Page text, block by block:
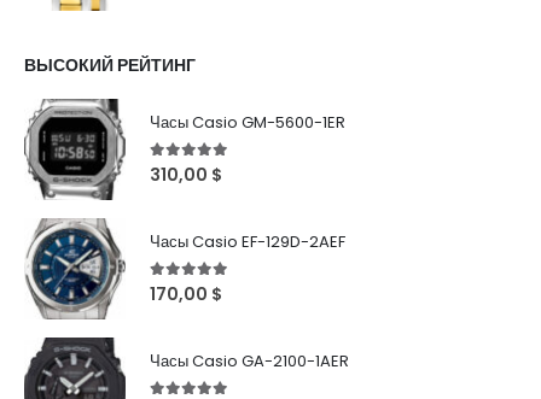
ВЫСОКИЙ РЕЙТИНГ
Часы Casio GM-5600-1ER
5out of 5
310,00 $
Часы Casio EF-129D-2AEF
5out of 5
170,00 $
Часы Casio GA-2100-1AER